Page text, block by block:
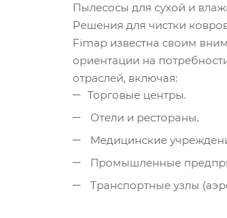
Пылесосы для сухой и
Решения для чистки
Fimap известна своим
ориентации на
отраслей, включая:
Торговые центры.
Отели и рестораны.
Медицинские
Промышленные
Транспортные узлы